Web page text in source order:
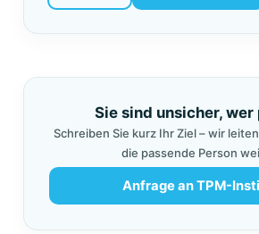
Sie sind unsicher, wer
Schreiben Sie kurz Ihr Ziel – wir
die passende Person
Anfrage an TPM-